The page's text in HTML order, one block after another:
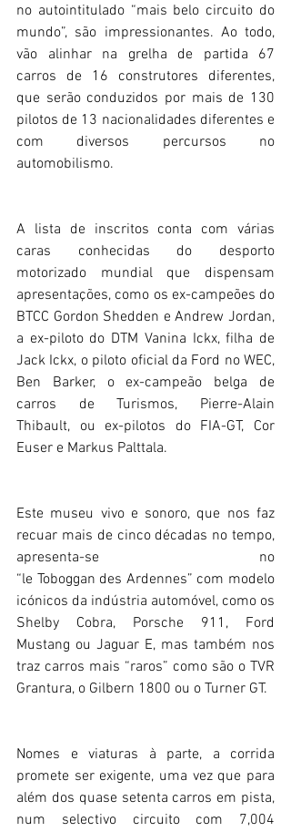
no autointitulado “mais belo circuito do
mundo”, são impressionantes. Ao todo,
vão alinhar na grelha de partida 67
carros de 16 construtores diferentes,
que serão conduzidos por mais de 130
pilotos de 13 nacionalidades diferentes e
com diversos percursos no
automobilismo.
A lista de inscritos conta com várias
caras conhecidas do desporto
motorizado mundial que dispensam
apresentações, como os ex-campeões do
BTCC Gordon Shedden e Andrew Jordan,
a ex-piloto do DTM Vanina Ickx, filha de
Jack Ickx, o piloto oficial da Ford no WEC,
Ben Barker, o ex-campeão belga de
carros de Turismos, Pierre-Alain
Thibault, ou ex-pilotos do FIA-GT, Cor
Euser e Markus Palttala.
Este museu vivo e sonoro, que nos faz
recuar mais de cinco décadas no tempo,
apresenta-se  no
“le Toboggan des Ardennes” com modelo
icónicos da indústria automóvel, como os
Shelby Cobra, Porsche 911, Ford
Mustang ou Jaguar E, mas também nos
traz carros mais “raros” como são o TVR
Grantura, o Gilbern 1800 ou o Turner GT.
Nomes e viaturas à parte, a corrida
promete ser exigente, uma vez que para
além dos quase setenta carros em pista,
num selectivo circuito com 7,004